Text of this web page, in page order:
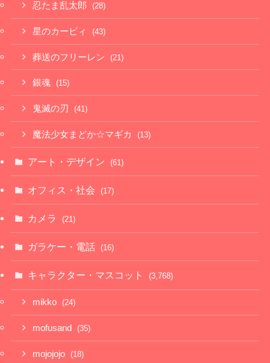
忍たま乱太郎 (28)
星のカービィ (43)
葬送のフリーレン (21)
銀魂 (15)
鬼滅の刃 (41)
魔法少女まどか☆マギカ (13)
アート・デザイン (61)
オフィス・社会 (17)
カメラ (21)
ガラケー・電話 (16)
キャラクター・マスコット (3,768)
mikko (24)
mofusand (35)
mojojojo (18)